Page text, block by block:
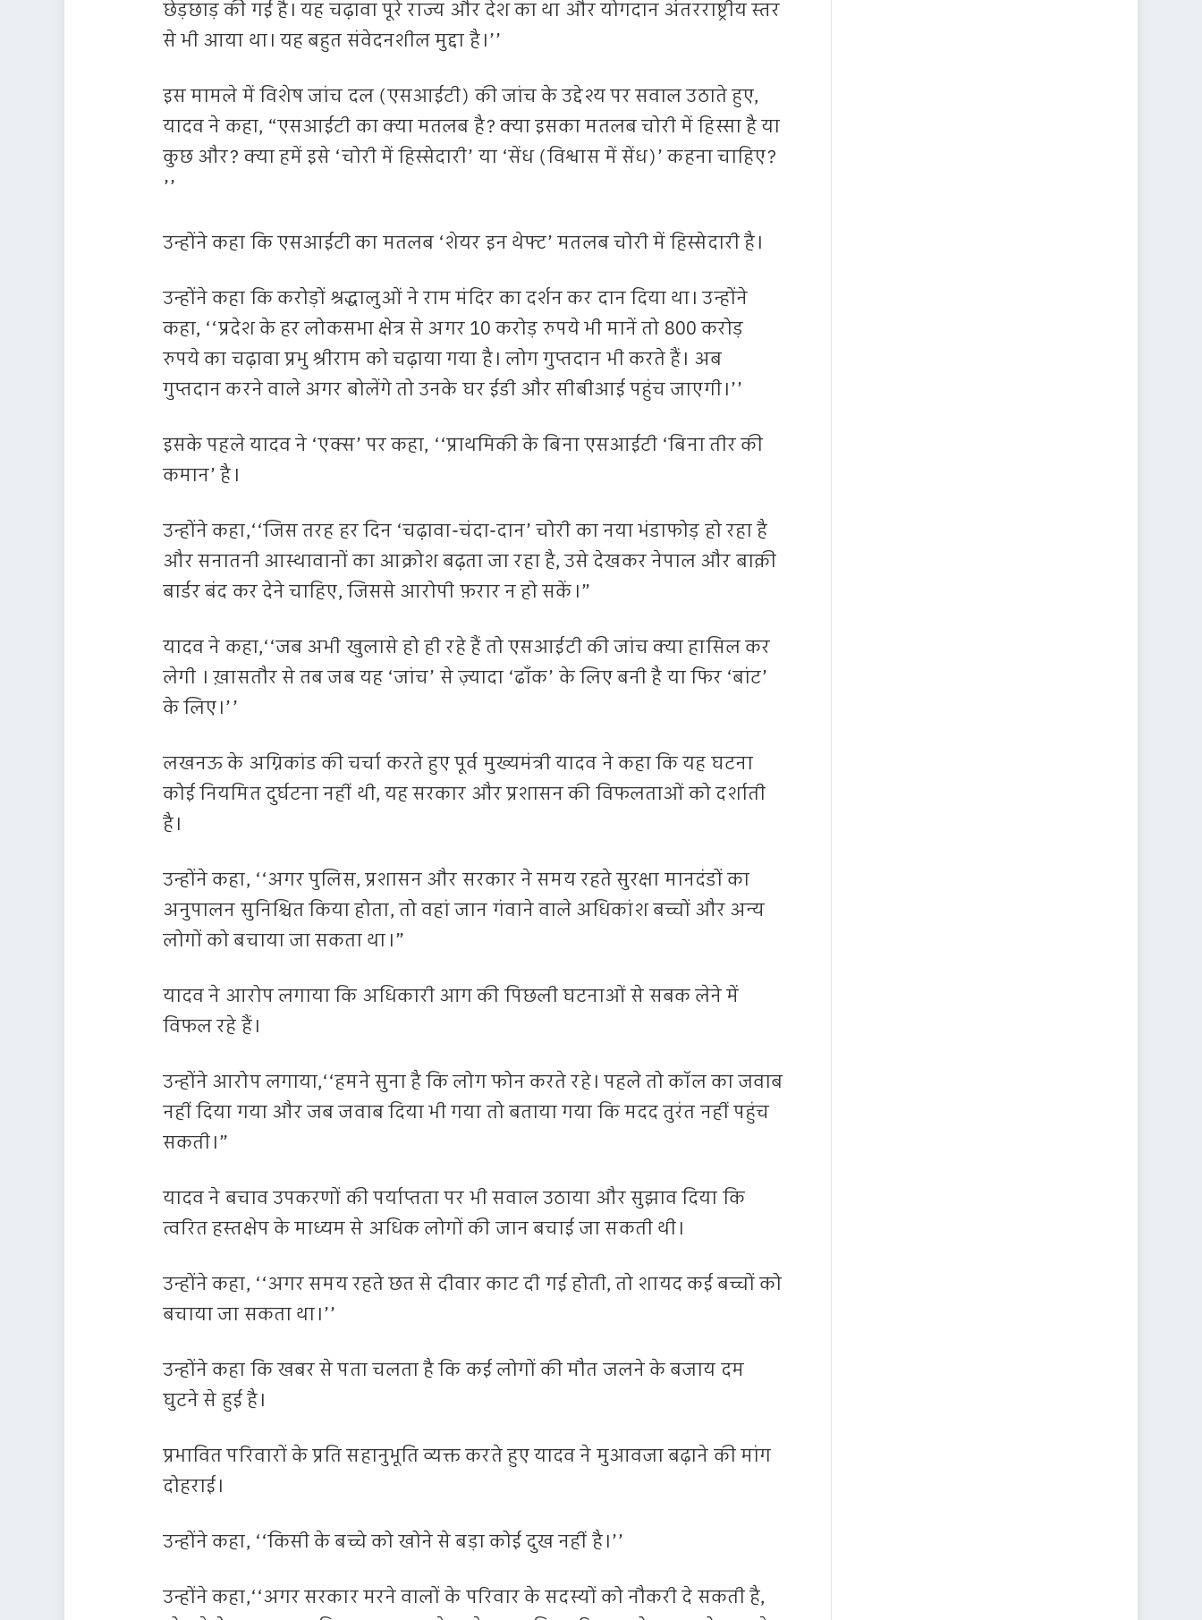
छेड़छाड़ की गई है। यह चढ़ावा पूरे राज्य और देश का था और योगदान अंतरराष्ट्रीय स्तर
से भी आया था। यह बहुत संवेदनशील मुद्दा है।’’
इस मामले में विशेष जांच दल (एसआईटी) की जांच के उद्देश्य पर सवाल उठाते हुए,
यादव ने कहा, “एसआईटी का क्या मतलब है? क्या इसका मतलब चोरी में हिस्सा है या
कुछ और? क्या हमें इसे ‘चोरी में हिस्सेदारी’ या ‘सेंध (विश्वास में सेंध)’ कहना चाहिए?
’’
उन्होंने कहा कि एसआईटी का मतलब ‘शेयर इन थेफ्ट’ मतलब चोरी में हिस्सेदारी है।
उन्होंने कहा कि करोड़ों श्रद्धालुओं ने राम मंदिर का दर्शन कर दान दिया था। उन्होंने
कहा, ‘‘प्रदेश के हर लोकसभा क्षेत्र से अगर 10 करोड़ रुपये भी मानें तो 800 करोड़
रुपये का चढ़ावा प्रभु श्रीराम को चढ़ाया गया है। लोग गुप्तदान भी करते हैं। अब
गुप्तदान करने वाले अगर बोलेंगे तो उनके घर ईडी और सीबीआई पहुंच जाएगी।’’
इसके पहले यादव ने ‘एक्स’ पर कहा, ‘‘प्राथमिकी के बिना एसआईटी ‘बिना तीर की
कमान’ है।
उन्होंने कहा,‘‘जिस तरह हर दिन ‘चढ़ावा-चंदा-दान’ चोरी का नया भंडाफोड़ हो रहा है
और सनातनी आस्थावानों का आक्रोश बढ़ता जा रहा है, उसे देखकर नेपाल और बाक़ी
बार्डर बंद कर देने चाहिए, जिससे आरोपी फ़रार न हो सकें।”
यादव ने कहा,‘‘जब अभी खुलासे हो ही रहे हैं तो एसआईटी की जांच क्या हासिल कर
लेगी । ख़ासतौर से तब जब यह ‘जांच’ से ज़्यादा ‘ढाँक’ के लिए बनी है या फिर ‘बांट’
के लिए।’’
लखनऊ के अग्निकांड की चर्चा करते हुए पूर्व मुख्यमंत्री यादव ने कहा कि यह घटना
कोई नियमित दुर्घटना नहीं थी, यह सरकार और प्रशासन की विफलताओं को दर्शाती
है।
उन्होंने कहा, ‘‘अगर पुलिस, प्रशासन और सरकार ने समय रहते सुरक्षा मानदंडों का
अनुपालन सुनिश्चित किया होता, तो वहां जान गंवाने वाले अधिकांश बच्चों और अन्य
लोगों को बचाया जा सकता था।”
यादव ने आरोप लगाया कि अधिकारी आग की पिछली घटनाओं से सबक लेने में
विफल रहे हैं।
उन्होंने आरोप लगाया,‘‘हमने सुना है कि लोग फोन करते रहे। पहले तो कॉल का जवाब
नहीं दिया गया और जब जवाब दिया भी गया तो बताया गया कि मदद तुरंत नहीं पहुंच
सकती।”
यादव ने बचाव उपकरणों की पर्याप्तता पर भी सवाल उठाया और सुझाव दिया कि
त्वरित हस्तक्षेप के माध्यम से अधिक लोगों की जान बचाई जा सकती थी।
उन्होंने कहा, ‘‘अगर समय रहते छत से दीवार काट दी गई होती, तो शायद कई बच्चों को
बचाया जा सकता था।’’
उन्होंने कहा कि खबर से पता चलता है कि कई लोगों की मौत जलने के बजाय दम
घुटने से हुई है।
प्रभावित परिवारों के प्रति सहानुभूति व्यक्त करते हुए यादव ने मुआवजा बढ़ाने की मांग
दोहराई।
उन्होंने कहा, ‘‘किसी के बच्चे को खोने से बड़ा कोई दुख नहीं है।’’
उन्होंने कहा,‘‘अगर सरकार मरने वालों के परिवार के सदस्यों को नौकरी दे सकती है,